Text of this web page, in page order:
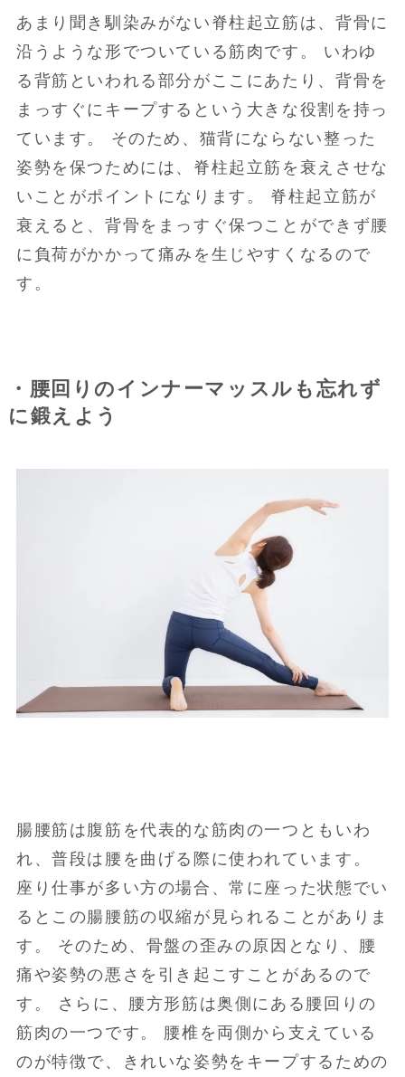
あまり聞き馴染みがない脊柱起立筋は、背骨に
沿うような形でついている筋肉です。 いわゆ
る背筋といわれる部分がここにあたり、背骨を
まっすぐにキープするという大きな役割を持っ
ています。 そのため、猫背にならない整った
姿勢を保つためには、脊柱起立筋を衰えさせな
いことがポイントになります。 脊柱起立筋が
衰えると、背骨をまっすぐ保つことができず腰
に負荷がかかって痛みを生じやすくなるので
す。
・腰回りのインナーマッスルも忘れず
に鍛えよう
腸腰筋は腹筋を代表的な筋肉の一つともいわ
れ、普段は腰を曲げる際に使われています。
座り仕事が多い方の場合、常に座った状態でい
るとこの腸腰筋の収縮が見られることがありま
す。 そのため、骨盤の歪みの原因となり、腰
痛や姿勢の悪さを引き起こすことがあるので
す。 さらに、腰方形筋は奥側にある腰回りの
筋肉の一つです。 腰椎を両側から支えている
のが特徴で、きれいな姿勢をキープするための